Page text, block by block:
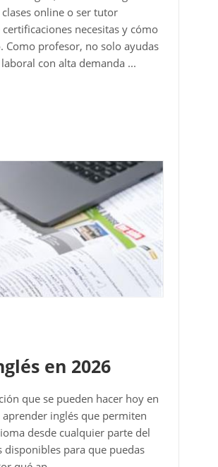
online o ser tutor
necesitas y cómo
Como profesor, no solo ayudas
con alta demanda ...
en 2026
que se pueden hacer hoy en
inglés que permiten
desde cualquier parte del
para que puedas